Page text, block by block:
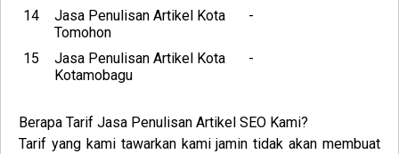
14
Jasa Penulisan Artikel Kota
Tomohon
-
15
Jasa Penulisan Artikel Kota
Kotamobagu
-
Berapa Tarif Jasa Penulisan Artikel SEO Kami?
Tarif yang kami tawarkan kami jamin tidak akan membuat